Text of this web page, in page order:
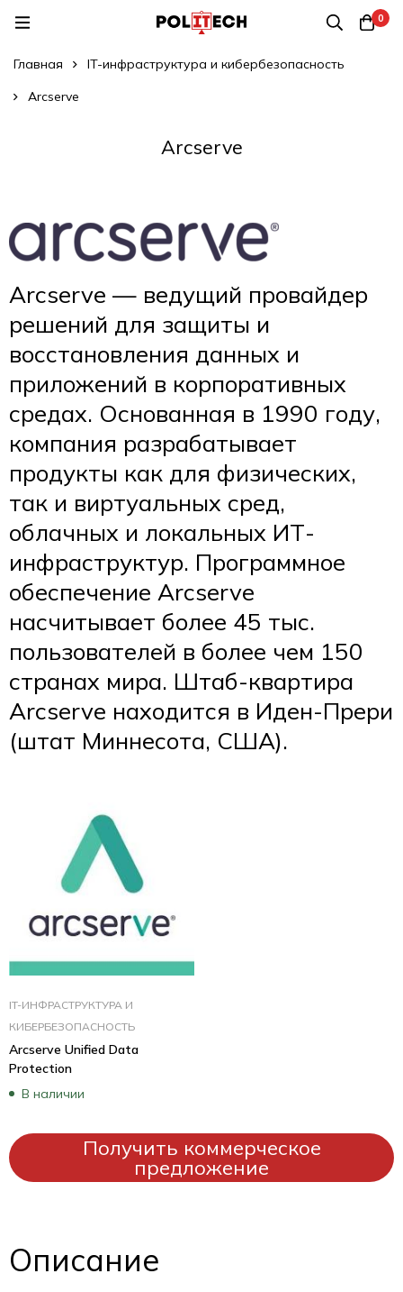
0
Главная
IT-инфраструктура и кибербезопасность
Arcserve
Arcserve
Arcserve — ведущий провайдер
решений для защиты и
восстановления данных и
приложений в корпоративных
средах. Основанная в 1990 году,
компания разрабатывает
продукты как для физических,
так и виртуальных сред,
облачных и локальных ИТ-
инфраструктур. Программное
обеспечение Arcserve
насчитывает более 45 тыс.
пользователей в более чем 150
странах мира. Штаб-квартира
Arcserve находится в Иден-Прери
(штат Миннесота, США).
IT-ИНФРАСТРУКТУРА И
КИБЕРБЕЗОПАСНОСТЬ
Arcserve Unified Data
Protection
В наличии
Получить коммерческое
предложение
Описание